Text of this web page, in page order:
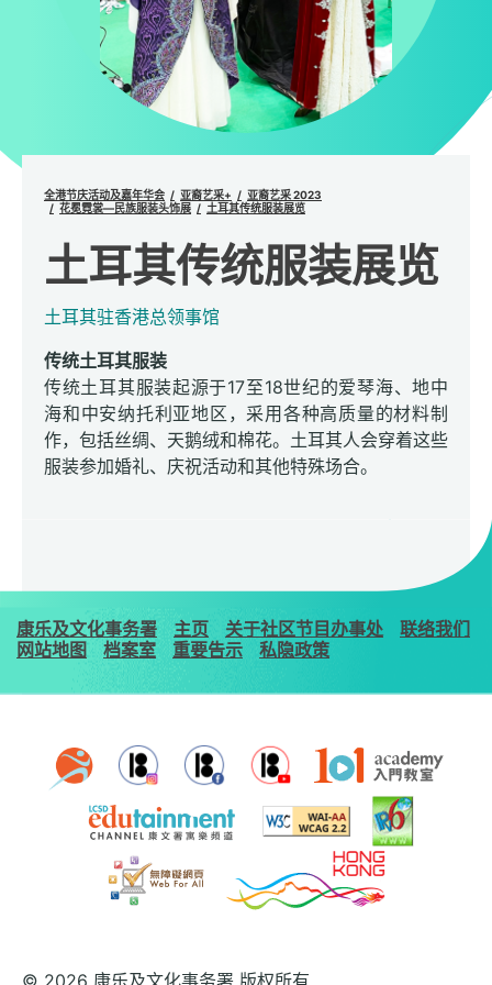
全港节庆活动及嘉年华会 亚裔艺采+
亚裔艺采 2023
花冕霓裳—民族服装头饰展
土耳其传统服装展览
土耳其传统服装展览
土耳其驻香港总领事馆
传统土耳其服装
传统土耳其服装起源于17至18世纪的爱琴海、地中
海和中安纳托利亚地区，采用各种高质量的材料制
作，包括丝绸、天鹅绒和棉花。土耳其人会穿着这些
服装参加婚礼、庆祝活动和其他特殊场合。
康乐及文化事务署 主页 关于社区节目办事处
联络我们
网站地图
档案室 重要告示 私隐政策